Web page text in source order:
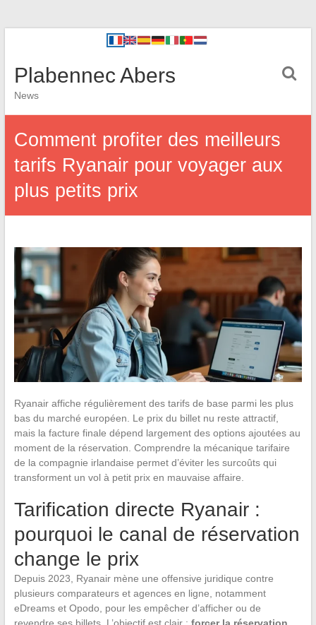
Plabennec Abers
News
Comment profiter des meilleurs
tarifs Ryanair pour voyager aux
plus petits prix
Ryanair affiche régulièrement des tarifs de base parmi les plus
bas du marché européen. Le prix du billet nu reste attractif,
mais la facture finale dépend largement des options ajoutées au
moment de la réservation. Comprendre la mécanique tarifaire
de la compagnie irlandaise permet d’éviter les surcoûts qui
transforment un vol à petit prix en mauvaise affaire.
Tarification directe Ryanair :
pourquoi le canal de réservation
change le prix
Depuis 2023, Ryanair mène une offensive juridique contre
plusieurs comparateurs et agences en ligne, notamment
eDreams et Opodo, pour les empêcher d’afficher ou de